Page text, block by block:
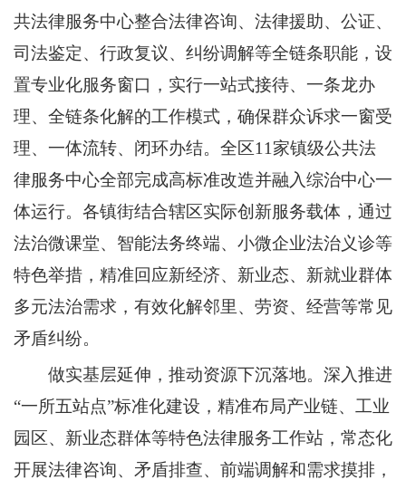
共法律服务中心整合法律咨询、法律援助、公证、
司法鉴定、行政复议、纠纷调解等全链条职能，设
置专业化服务窗口，实行一站式接待、一条龙办
理、全链条化解的工作模式，确保群众诉求一窗受
理、一体流转、闭环办结。全区11家镇级公共法
律服务中心全部完成高标准改造并融入综治中心一
体运行。各镇街结合辖区实际创新服务载体，通过
法治微课堂、智能法务终端、小微企业法治义诊等
特色举措，精准回应新经济、新业态、新就业群体
多元法治需求，有效化解邻里、劳资、经营等常见
矛盾纠纷。
做实基层延伸，推动资源下沉落地。深入推进
“一所五站点”标准化建设，精准布局产业链、工业
园区、新业态群体等特色法律服务工作站，常态化
开展法律咨询、矛盾排查、前端调解和需求摸排，